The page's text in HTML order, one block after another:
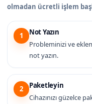
olmadan ücretli işlem
1
Not Yazın
Probleminizi ve
not yazın.
2
Paketleyin
Cihazınızı güzelce